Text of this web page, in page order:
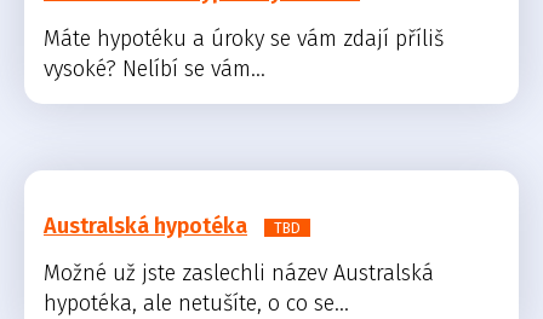
Máte hypotéku a úroky se vám zdají příliš
vysoké? Nelíbí se vám...
Australská hypotéka TBD
Možné už jste zaslechli název Australská
hypotéka, ale netušíte, o co se...